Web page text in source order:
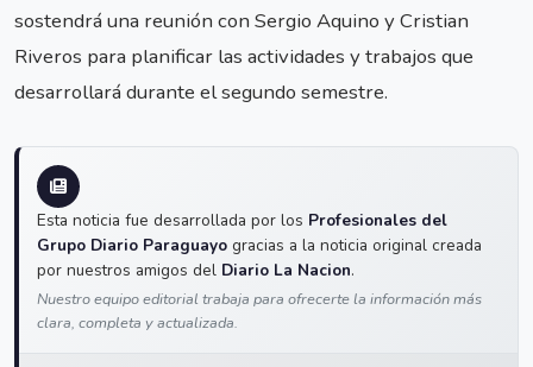
sostendrá una reunión con Sergio Aquino y Cristian
Riveros para planificar las actividades y trabajos que
desarrollará durante el segundo semestre.
Esta noticia fue desarrollada por los Profesionales del
Grupo Diario Paraguayo gracias a la noticia original creada
por nuestros amigos del Diario La Nacion.
Nuestro equipo editorial trabaja para ofrecerte la información más
clara, completa y actualizada.